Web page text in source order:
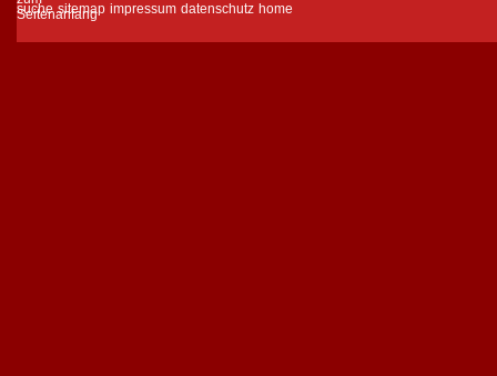
suche sitemap impressum datenschutz home